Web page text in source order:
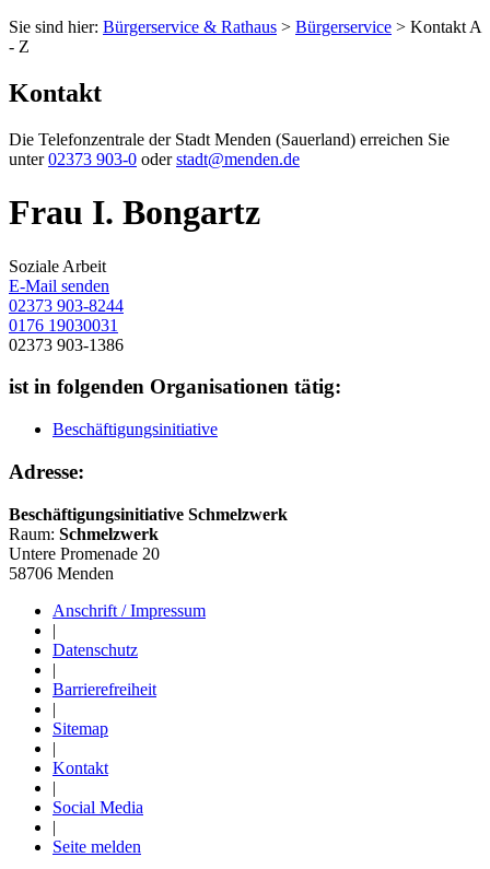
Sie sind hier: Bürgerservice & Rathaus > Bürgerservice > Kontakt A
- Z
Kontakt
Die Telefonzentrale der Stadt Menden (Sauerland) erreichen Sie
unter02373 903-0 oderstadt@menden.de
Frau I. Bongartz
Soziale Arbeit
E-Mail senden
02373 903-8244
0176 19030031
02373 903-1386
ist in folgenden Organisationen tätig:
Beschäftigungsinitiative
Adresse:
Beschäftigungsinitiative Schmelzwerk
Raum: Schmelzwerk
Untere Promenade 20
58706 Menden
Anschrift / Impressum
|
Datenschutz
|
Barrierefreiheit
|
Sitemap
|
Kontakt
|
Social Media
|
Seite melden